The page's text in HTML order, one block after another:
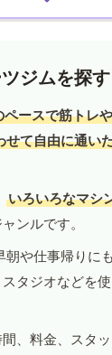
ジムを探す
ペースで筋トレ
せて自由に通い
いろいろなマシ
ンルです。
や仕事帰りに
タジオなどを
、料金、スタ